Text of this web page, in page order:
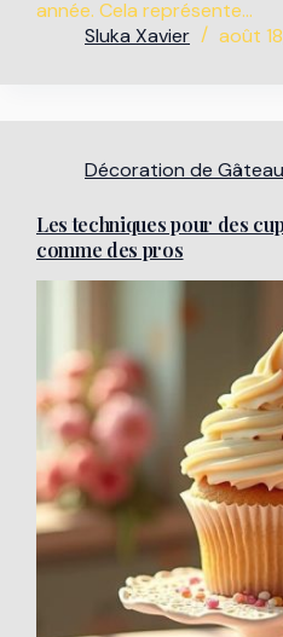
année. Cela représente…
Sluka Xavier
août
Décoration de
Les techniques pour des
comme des pros